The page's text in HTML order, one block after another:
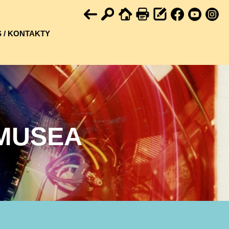
/ KONTAKTY